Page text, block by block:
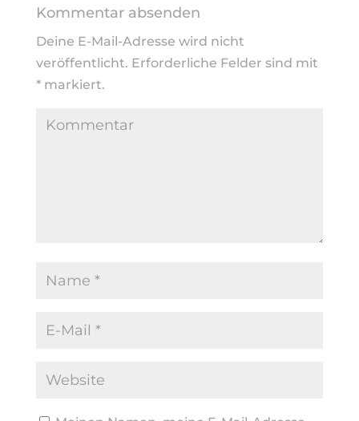
Kommentar absenden
Deine E-Mail-Adresse wird nicht
veröffentlicht. Erforderliche Felder sind mit
*markiert.